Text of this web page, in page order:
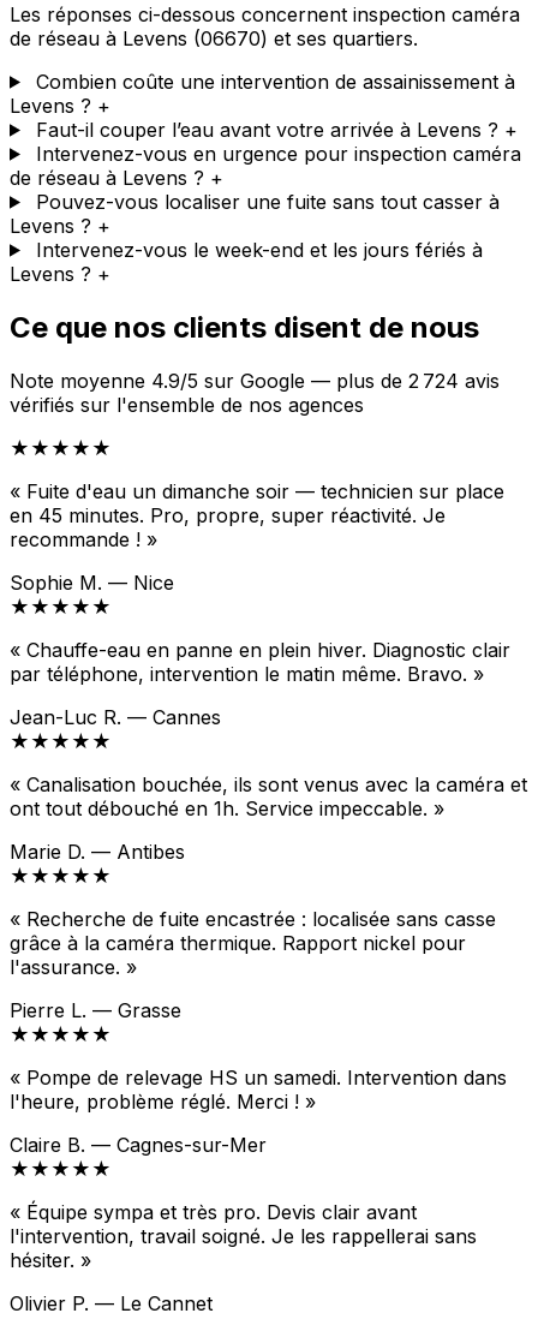
Les réponses ci-dessous concernent inspection caméra
de réseau à Levens (06670) et ses quartiers.
Combien coûte une intervention de assainissement à
Levens ? +
Faut-il couper l’eau avant votre arrivée à Levens ? +
Intervenez-vous en urgence pour inspection caméra
de réseau à Levens ? +
Pouvez-vous localiser une fuite sans tout casser à
Levens ? +
Intervenez-vous le week-end et les jours fériés à
Levens ? +
Ce que nos clients disent de nous
Note moyenne 4.9/5 sur Google — plus de 2 724 avis
vérifiés sur l'ensemble de nos agences
★★★★★
« Fuite d'eau un dimanche soir — technicien sur place
en 45 minutes. Pro, propre, super réactivité. Je
recommande ! »
Sophie M. — Nice
★★★★★
« Chauffe-eau en panne en plein hiver. Diagnostic clair
par téléphone, intervention le matin même. Bravo. »
Jean-Luc R. — Cannes
★★★★★
« Canalisation bouchée, ils sont venus avec la caméra et
ont tout débouché en 1h. Service impeccable. »
Marie D. — Antibes
★★★★★
« Recherche de fuite encastrée : localisée sans casse
grâce à la caméra thermique. Rapport nickel pour
l'assurance. »
Pierre L. — Grasse
★★★★★
« Pompe de relevage HS un samedi. Intervention dans
l'heure, problème réglé. Merci ! »
Claire B. — Cagnes-sur-Mer
★★★★★
« Équipe sympa et très pro. Devis clair avant
l'intervention, travail soigné. Je les rappellerai sans
hésiter. »
Olivier P. — Le Cannet